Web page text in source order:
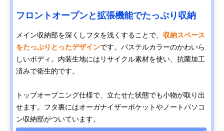
フロントオープンと拡張機能でたっぷり収納
メイン収納部を深くしフタを浅くすることで、 収納スペース
をたっぷりとったデザインです。パステルカラーのかわいら
しいボディ。内装生地にはリサイクル素材を使い、抗菌加工
済みで衛生的です。
トップオープニング仕様で、立たせた状態でも小物が取り出
せます。フタ裏にはオーガナイザーポケットやノートパソコ
ン収納部がついています。